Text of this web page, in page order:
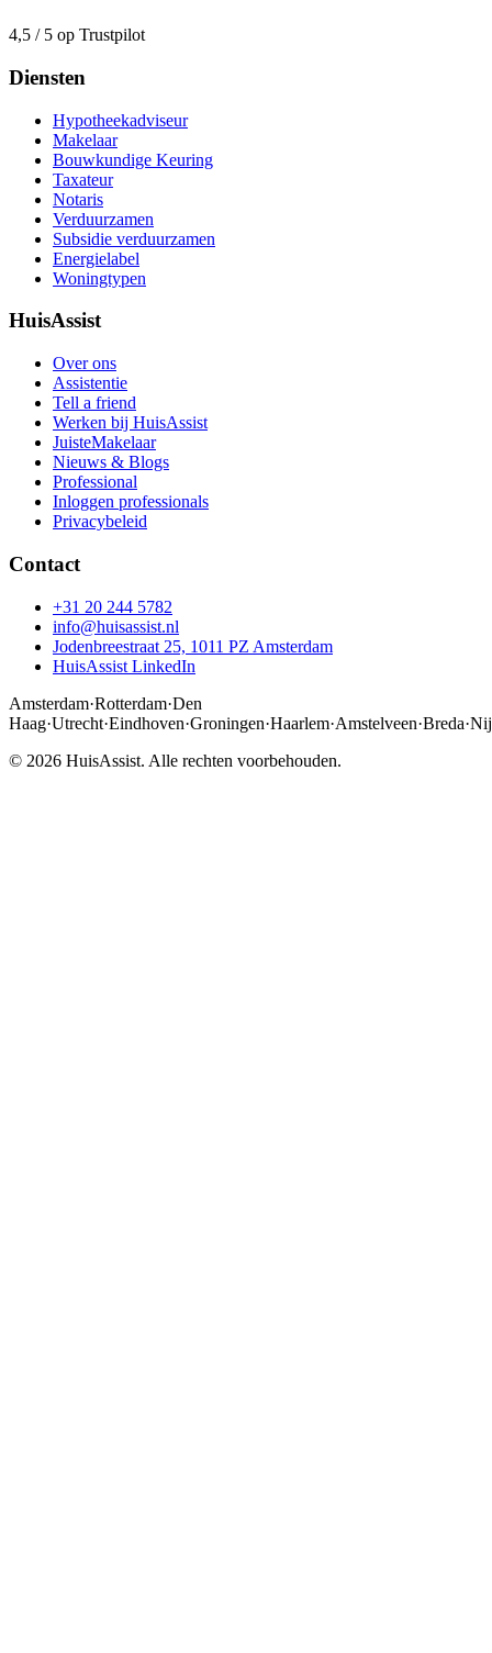
4,5 / 5 op Trustpilot
Diensten
Hypotheekadviseur
Makelaar
Bouwkundige Keuring
Taxateur
Notaris
Verduurzamen
Subsidie verduurzamen
Energielabel
Woningtypen
HuisAssist
Over ons
Assistentie
Tell a friend
Werken bij HuisAssist
JuisteMakelaar
Nieuws & Blogs
Professional
Inloggen professionals
Privacybeleid
Contact
+31 20 244 5782
info@huisassist.nl
Jodenbreestraat 25, 1011 PZ Amsterdam
HuisAssist LinkedIn
Amsterdam·Rotterdam·Den
Haag·Utrecht·Eindhoven·Groningen·Haarlem·Amstelveen·Breda·
© 2026 HuisAssist. Alle rechten voorbehouden.